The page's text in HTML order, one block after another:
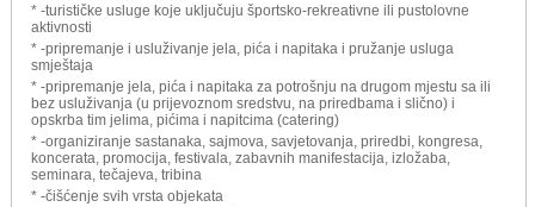
* -turističke usluge koje uključuju športsko-rekreativne ili pustolovne
aktivnosti
* -pripremanje i usluživanje jela, pića i napitaka i pružanje usluga
smještaja
* -pripremanje jela, pića i napitaka za potrošnju na drugom mjestu sa ili
bez usluživanja (u prijevoznom sredstvu, na priredbama i slično) i
opskrba tim jelima, pićima i napitcima (catering)
* -organiziranje sastanaka, sajmova, savjetovanja, priredbi, kongresa,
koncerata, promocija, festivala, zabavnih manifestacija, izložaba,
seminara, tečajeva, tribina
* -čišćenje svih vrsta objekata